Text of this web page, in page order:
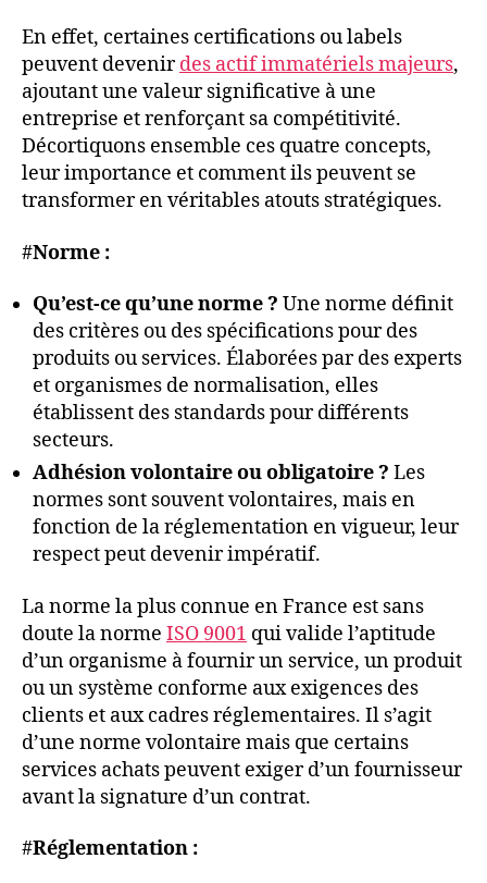
En effet, certaines certifications ou labels
peuvent devenirdes actif immatériels majeurs,
ajoutant une valeur significative à une
entreprise et renforçant sa compétitivité.
Décortiquons ensemble ces quatre concepts,
leur importance et comment ils peuvent se
transformer en véritables atouts stratégiques.
#Norme :
Qu’est-ce qu’une norme ? Une norme définit
des critères ou des spécifications pour des
produits ou services. Élaborées par des experts
et organismes de normalisation, elles
établissent des standards pour différents
secteurs.
Adhésion volontaire ou obligatoire ? Les
normes sont souvent volontaires, mais en
fonction de la réglementation en vigueur, leur
respect peut devenir impératif.
La norme la plus connue en France est sans
doute la norme ISO 9001 qui valide l’aptitude
d’un organisme à fournir un service, un produit
ou un système conforme aux exigences des
clients et aux cadres réglementaires. Il s’agit
d’une norme volontaire mais que certains
services achats peuvent exiger d’un fournisseur
avant la signature d’un contrat.
#Réglementation :